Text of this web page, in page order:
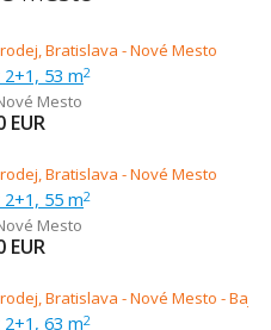
53 m2
Mesto
EUR
55 m2
Mesto
EUR
63 m2